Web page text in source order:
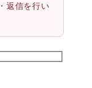
返信を行い